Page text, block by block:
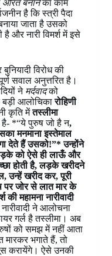
औरत बनानेका काम
है कि स्त्री पैदा
जाता है उसको
और नारी विमर्श में इसे
विरोध की
सवाल अनुत्तरित है।
ने मर्दवादको
बड़ी आलोचिकारोहिणी
कृति मेंतस्लीमा
है- *“ये पुरुष जो है न,
मनमाना इस्तेमाल
देते हैं उसको!”* उन्होंने
लड़के को ऐसे ही लाऊँ और
होती है, लड़के खरीदने
उन्हें खरीद कर, पूरी
जोर से लात मार के
महामना नारीवादी
ने आलोचना
गर्ल है तस्लीमा। अब
को समझ में नहीं आता
मारकर भगाते हैं, तो
करायेंगे। ऐसे उनकी